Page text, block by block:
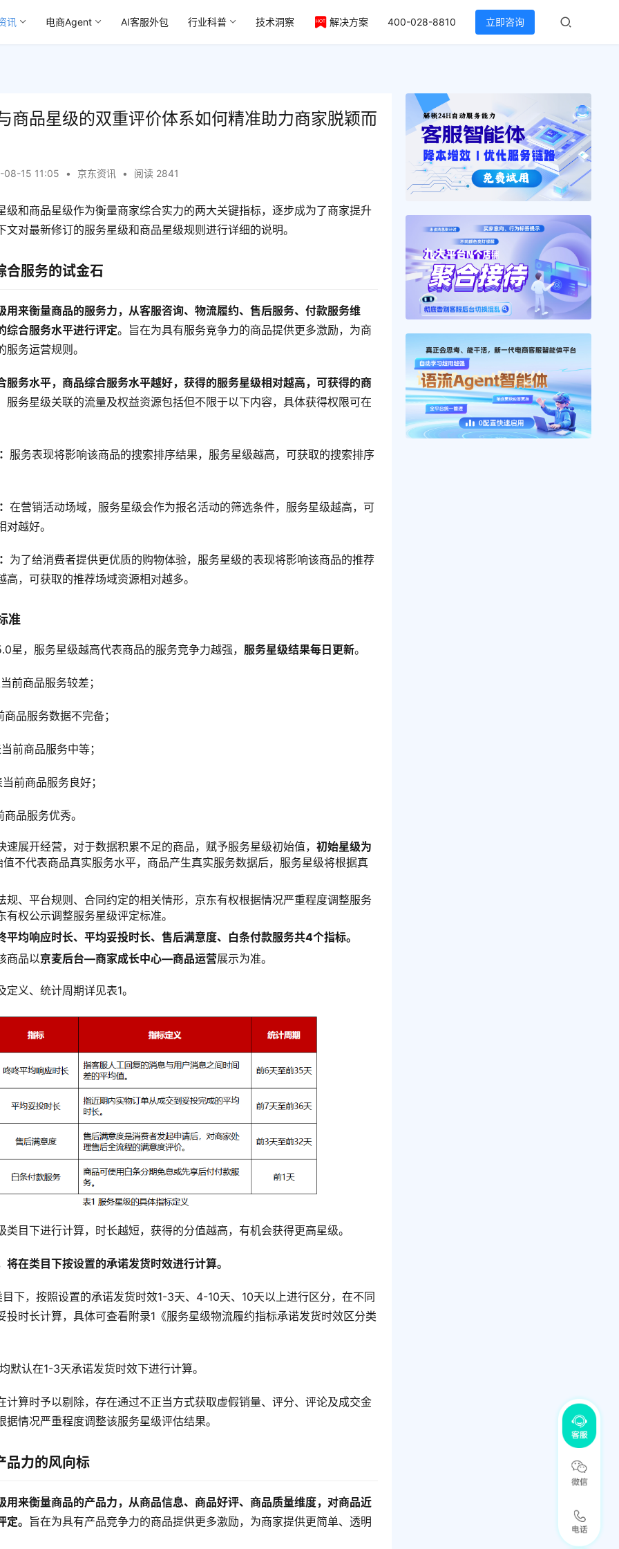
讯 电商Agent AI客服外包 行业科普 技术洞察 解决方案 400-028-8810 立即咨询
商品星级的双重评价体系如何精准助力商家脱颖而
08-15 11:05 • 京东资讯 • 阅读 2841
级和商品星级作为衡量商家综合实力的两大关键指标，逐步成为了商家提升
文对最新修订的服务星级和商品星级规则进行详细的说明。
合服务的试金石
用来衡量商品的服务力，从客服咨询、物流履约、售后服务、付款服务维
综合服务水平进行评定。旨在为具有服务竞争力的商品提供更多激励，为商
务运营规则。
服务水平，商品综合服务水平越好，获得的服务星级相对越高，可获得的商
服务星级关联的流量及权益资源包括但不限于以下内容，具体获得权限可在
服务表现将影响该商品的搜索排序结果，服务星级越高，可获取的搜索排序
在营销活动场域，服务星级会作为报名活动的筛选条件，服务星级越高，可
越好。
为了给消费者提供更优质的购物体验，服务星级的表现将影响该商品的推荐
，可获取的推荐场域资源相对越多。
准
星，服务星级越高代表商品的服务竞争力越强，服务星级结果每日更新。
前商品服务较差；
品服务数据不完备；
前商品服务中等；
前商品服务良好；
品服务优秀。­
速展开经营，对于数据积累不足的商品，赋予服务星级初始值，初始星级为
值不代表商品真实服务水平，商品产生真实服务数据后，服务星级将根据真
规、平台规则、合同约定的相关情形，京东有权根据情况严重程度调整服务
有权公示调整服务星级评定标准。
平均响应时长、平均妥投时长、售后满意度、白条付款服务共4个指标。
商品以京麦后台—商家成长中心—商品运营展示为准。
义、统计周期详见表1。
类目下进行计算，时长越短，获得的分值越高，有机会获得更高星级。
将在类目下按设置的承诺发货时效进行计算。
下，按照设置的承诺发货时效1-3天、4-10天、10天以上进行区分，在不同
投时长计算，具体可查看附录1《服务星级物流履约指标承诺发货时效区分类
默认在1-3天承诺发货时效下进行计算。
计算时予以剔除，存在通过不正当方式获取虚假销量、评分、评论及成交金
情况严重程度调整该服务星级评估结果。
品力的风向标
用来衡量商品的产品力，从商品信息、商品好评、商品质量维度，对商品近
。 旨在为具有产品竞争力的商品提供更多激励，为商家提供更简单、透明